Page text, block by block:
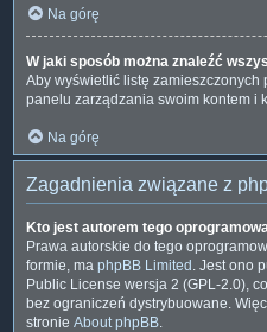
Na górę
W jaki sposób można znaleźć
Aby wyświetlić listę zamieszczonych
panelu zarządzania swoim kontem i
Na górę
Zagadnienia związane z
Kto jest autorem tego
Prawa autorskie do tego
formie, ma phpBB Limited. Jest ono
Public License wersja 2 (GPL-2.0),
bez ograniczeń dystrybuowane.
stronie About phpBB.